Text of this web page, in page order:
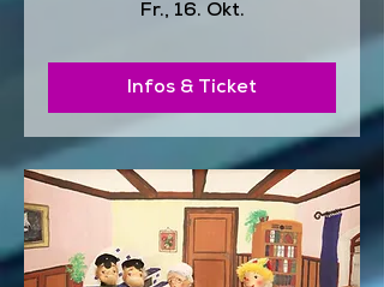
Fr., 16. Okt.
Infos & Ticket